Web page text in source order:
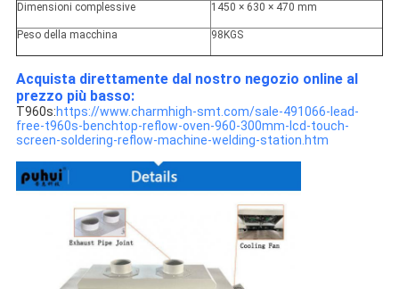
Dimensioni complessive 1450 × 630 × 470 mm
Peso della macchina 98KGS
Acquista direttamente dal nostro negozio online al
prezzo più basso:
T960s:https://www.charmhigh-smt.com/sale-491066-lead-
free-t960s-benchtop-reflow-oven-960-300mm-lcd-touch-
screen-soldering-reflow-machine-welding-station.htm